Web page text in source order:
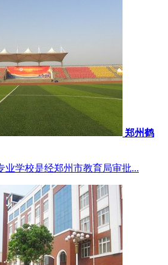
郑州鹤
学校是经郑州市教育局审批...